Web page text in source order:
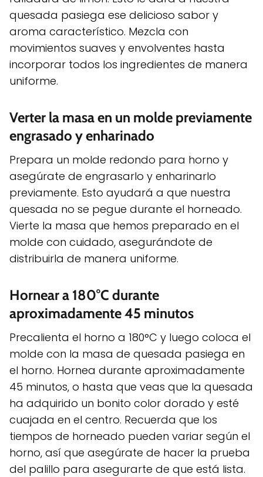
quesada pasiega ese delicioso sabor y
aroma característico. Mezcla con
movimientos suaves y envolventes hasta
incorporar todos los ingredientes de manera
uniforme.
Verter la masa en un molde previamente
engrasado y enharinado
Prepara un molde redondo para horno y
asegúrate de engrasarlo y enharinarlo
previamente. Esto ayudará a que nuestra
quesada no se pegue durante el horneado.
Vierte la masa que hemos preparado en el
molde con cuidado, asegurándote de
distribuirla de manera uniforme.
Hornear a 180°C durante
aproximadamente 45 minutos
Precalienta el horno a 180°C y luego coloca el
molde con la masa de quesada pasiega en
el horno. Hornea durante aproximadamente
45 minutos, o hasta que veas que la quesada
ha adquirido un bonito color dorado y esté
cuajada en el centro. Recuerda que los
tiempos de horneado pueden variar según el
horno, así que asegúrate de hacer la prueba
del palillo para asegurarte de que está lista.